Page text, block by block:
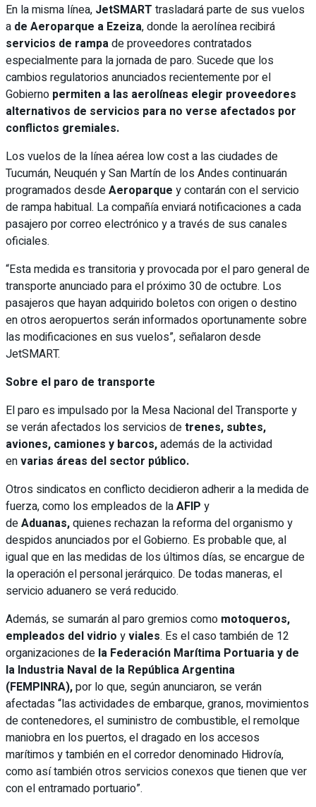
En la misma línea, JetSMART trasladará parte de sus vuelos
a de Aeroparque a Ezeiza, donde la aerolínea recibirá
servicios de rampade proveedores contratados
especialmente para la jornada de paro. Sucede que los
cambios regulatorios anunciados recientemente por el
Gobierno permiten a las aerolíneas elegir proveedores
alternativos de servicios para no verse afectados por
conflictos gremiales.
Los vuelos de la línea aérea low cost a las ciudades de
Tucumán, Neuquén y San Martín de los Andes continuarán
programados desdeAeroparque y contarán con el servicio
de rampa habitual. La compañía enviará notificaciones a cada
pasajero por correo electrónico y a través de sus canales
oficiales.
“Esta medida es transitoria y provocada por el paro general de
transporte anunciado para el próximo 30 de octubre. Los
pasajeros que hayan adquirido boletos con origen o destino
en otros aeropuertos serán informados oportunamente sobre
las modificaciones en sus vuelos”, señalaron desde
JetSMART.
Sobre el paro de transporte
El paro es impulsado por la Mesa Nacional del Transporte y
se verán afectados los servicios detrenes, subtes,
aviones, camiones y barcos,además de la actividad
envarias áreas del sector público.
Otros sindicatos en conflicto decidieron adherir a la medida de
fuerza, como los empleados de laAFIP y
deAduanas,quienes rechazan la reforma del organismo y
despidos anunciados por el Gobierno. Es probable que, al
igual que en las medidas de los últimos días, se encargue de
la operación el personal jerárquico. De todas maneras, el
servicio aduanero se verá reducido.
Además, se sumarán al paro gremios como motoqueros,
empleados del vidrio yviales. Es el caso también de 12
organizaciones de la Federación Marítima Portuaria y de
la Industria Naval de la República Argentina
(FEMPINRA),por lo que, según anunciaron, se verán
afectadas “las actividades de embarque, granos, movimientos
de contenedores, el suministro de combustible, el remolque
maniobra en los puertos, el dragado en los accesos
marítimos y también en el corredor denominado Hidrovía,
como así también otros servicios conexos que tienen que ver
con el entramado portuario”.